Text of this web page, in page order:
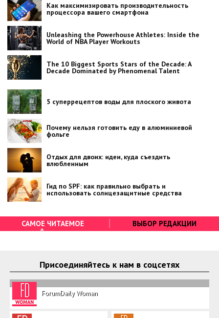
Как максимизировать производительность
процессора вашего смартфона
Unleashing the Powerhouse Athletes: Inside the
World of NBA Player Workouts
The 10 Biggest Sports Stars of the Decade: A
Decade Dominated by Phenomenal Talent
5 суперрецептов воды для плоского живота
Почему нельзя готовить еду в алюминиевой
фольге
Отдых для двоих: идеи, куда съездить
влюбленным
Гид по SPF: как правильно выбрать и
использовать солнцезащитные средства
САМОЕ ЧИТАЕМОЕ ВЫБОР РЕДАКЦИИ
Присоединяйтесь к нам в соцсетях
ForumDaily Woman